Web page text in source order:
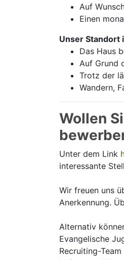
Auf
Einen
Unser Standort
Das Haus
Auf Grund
Trotz der
Wandern,
Wollen
Unter dem Link
interessante
Wir freuen uns
Anerkennung.
Alternativ
Evangelische
Recruiting-Team